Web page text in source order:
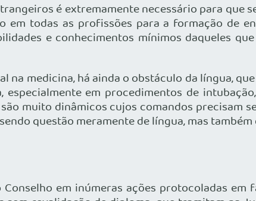
é extremamente necessário para que
em todas as profissões para a formação de
e conhecimentos mínimos daqueles
na medicina, há ainda o obstáculo da língua,
em procedimentos de
muito dinâmicos cujos comandos precisam
questão meramente de língua, mas
em inúmeras ações protocoladas em